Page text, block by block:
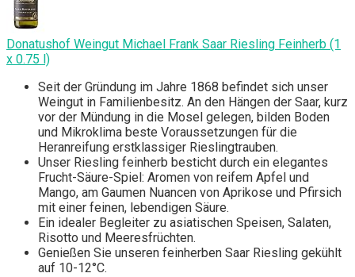
Donatushof Weingut Michael Frank Saar Riesling Feinherb (1
x 0.75 l)
Seit der Gründung im Jahre 1868 befindet sich unser
Weingut in Familienbesitz. An den Hängen der Saar, kurz
vor der Mündung in die Mosel gelegen, bilden Boden
und Mikroklima beste Voraussetzungen für die
Heranreifung erstklassiger Rieslingtrauben.
Unser Riesling feinherb besticht durch ein elegantes
Frucht-Säure-Spiel: Aromen von reifem Apfel und
Mango, am Gaumen Nuancen von Aprikose und Pfirsich
mit einer feinen, lebendigen Säure.
Ein idealer Begleiter zu asiatischen Speisen, Salaten,
Risotto und Meeresfrüchten.
Genießen Sie unseren feinherben Saar Riesling gekühlt
auf 10-12°C.